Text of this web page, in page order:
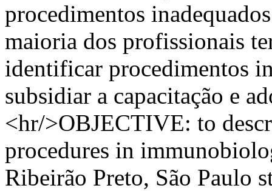
procedimentos
maioria dos profissionais
identificar procedimentos
subsidiar a capacitação e
<hr/>OBJECTIVE: to
procedures in
Ribeirão Preto, São Paulo